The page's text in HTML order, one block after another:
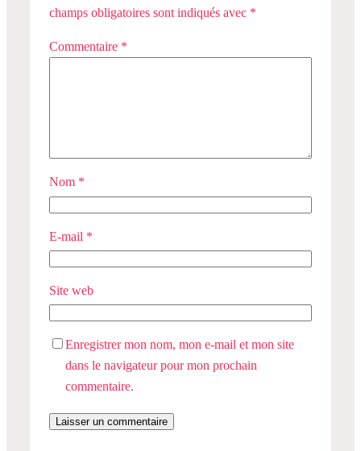
champs obligatoires sont indiqués avec *
Commentaire *
Nom *
E-mail *
Site web
Enregistrer mon nom, mon e-mail et mon site
dans le navigateur pour mon prochain
commentaire.